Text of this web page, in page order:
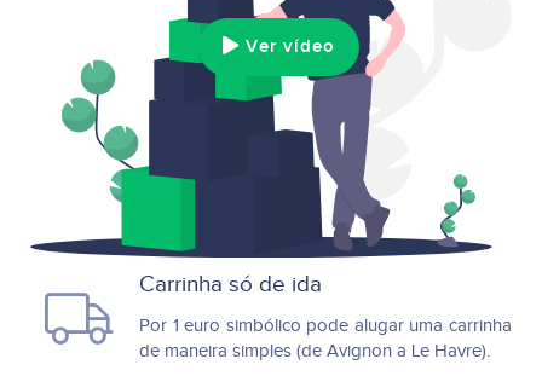
Ver vídeo
Carrinha só de ida
Por 1 euro simbólico pode alugar uma carrinha
de maneira simples (de Avignon a Le Havre).